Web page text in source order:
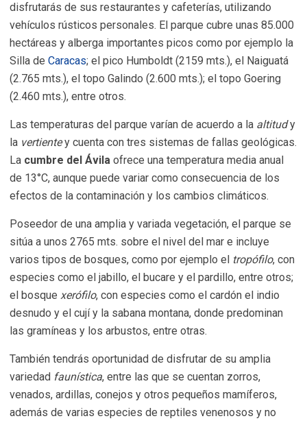
disfrutarás de sus restaurantes y cafeterías, utilizando
vehículos rústicos personales. El parque cubre unas 85.000
hectáreas y alberga importantes picos como por ejemplo la
Silla de Caracas; el pico Humboldt (2159 mts.), el Naiguatá
(2.765 mts.), el topo Galindo (2.600 mts.); el topo Goering
(2.460 mts.), entre otros.
Las temperaturas del parque varían de acuerdo a la altitudy
la vertientey cuenta con tres sistemas de fallas geológicas.
La cumbre del Ávila ofrece una temperatura media anual
de 13°C, aunque puede variar como consecuencia de los
efectos de la contaminación y los cambios climáticos.
Poseedor de una amplia y variada vegetación, el parque se
sitúa a unos 2765 mts. sobre el nivel del mar e incluye
varios tipos de bosques, como por ejemplo el tropófilo, con
especies como el jabillo, el bucare y el pardillo, entre otros;
el bosque xerófilo, con especies como el cardón el indio
desnudo y el cují y la sabana montana, donde predominan
las gramíneas y los arbustos, entre otras.
También tendrás oportunidad de disfrutar de su amplia
variedad faunística, entre las que se cuentan zorros,
venados, ardillas, conejos y otros pequeños mamíferos,
además de varias especies de reptiles venenosos y no